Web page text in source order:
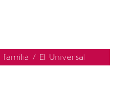
/ El Universal